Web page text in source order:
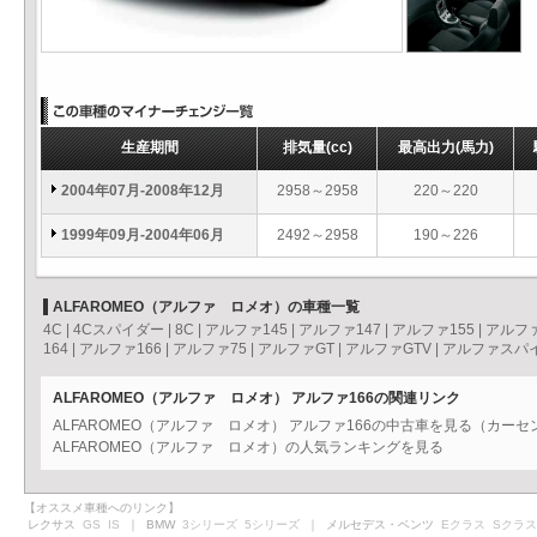
生産期間 排気量(cc) 最高出力(馬力)
2004年07月-2008年12月 2958～2958 220～220
1999年09月-2004年06月 2492～2958 190～226
ALFAROMEO（アルファ ロメオ）の車種一覧
4C
4Cスパイダー 8C アルファ145 アルファ147 アルファ155
アルフ
164
アルファ166 アルファ75 アルファGT アルファGTV アルファスパ
ALFAROMEO（アルファ ロメオ） アルファ166の関連リンク
ALFAROMEO（アルファ ロメオ） アルファ166の中古車を見る（カーセ
ALFAROMEO（アルファ ロメオ）の人気ランキングを見る
【オススメ車種へのリンク】
レクサス GS IS ｜ BMW 3シリーズ 5シリーズ ｜ メルセデス・ベンツ Eクラス Sクラス